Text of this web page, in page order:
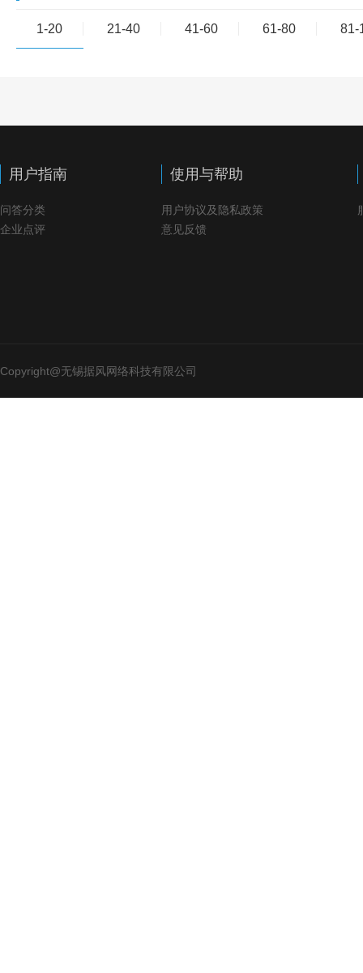
1-20 21-40 41-60 61-80 81-
用户指南
问答分类
企业点评
使用与帮助
用户协议及隐私政策
意见反馈
Copyright@无锡据风网络科技有限公司